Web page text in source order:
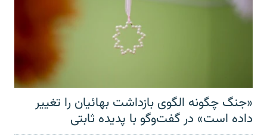
«جنگ چگونه الگوی بازداشت بهائیان را تغییر
داده است» در گفت‌وگو با پدیده ثابتی